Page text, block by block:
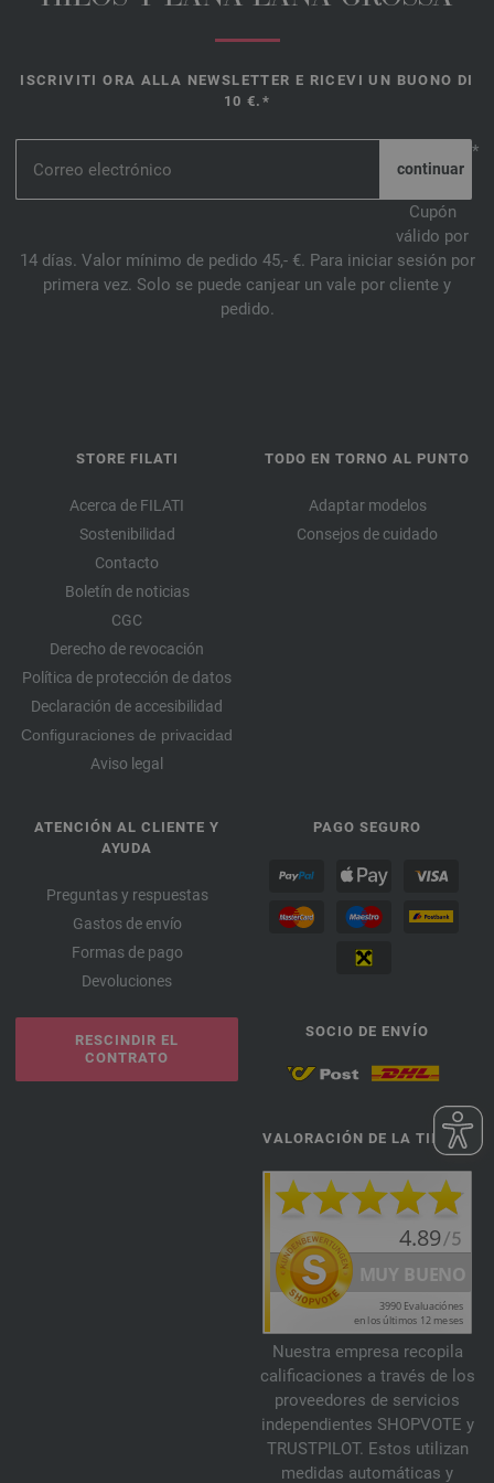
ISCRIVITI ORA ALLA NEWSLETTER E RICEVI UN BUONO DI
10 €.*
*
Cupón
válido por
14 días. Valor mínimo de pedido 45,- €. Para iniciar sesión por
primera vez. Solo se puede canjear un vale por cliente y
pedido.
STORE FILATI
Acerca de FILATI
Sostenibilidad
Contacto
Boletín de noticias
CGC
Derecho de revocación
Política de protección de datos
Declaración de accesibilidad
Configuraciones de privacidad
Aviso legal
TODO EN TORNO AL PUNTO
Adaptar modelos
Consejos de cuidado
ATENCIÓN AL CLIENTE Y
AYUDA
Preguntas y respuestas
Gastos de envío
Formas de pago
Devoluciones
RESCINDIR EL
CONTRATO
PAGO SEGURO
SOCIO DE ENVÍO
VALORACIÓN DE LA TIENDA
Nuestra empresa recopila
calificaciones a través de los
proveedores de servicios
independientes SHOPVOTE y
TRUSTPILOT. Estos utilizan
medidas automáticas y